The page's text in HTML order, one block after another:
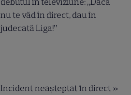
nu te văd în direct, dau în
judecată Liga!”
Incident neașteptat în direct »